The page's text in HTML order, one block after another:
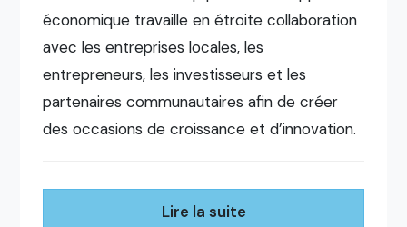
économique travaille en étroite collaboration
avec les entreprises locales, les
entrepreneurs, les investisseurs et les
partenaires communautaires afin de créer
des occasions de croissance et d’innovation.
Lire la suite